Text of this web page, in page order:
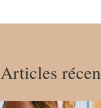
Articles